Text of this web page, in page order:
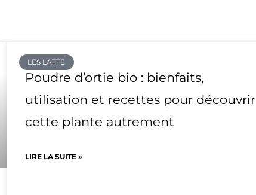
LES LATTE
Poudre d’ortie bio : bienfaits,
utilisation et recettes pour découvrir
cette plante autrement
LIRE LA SUITE »